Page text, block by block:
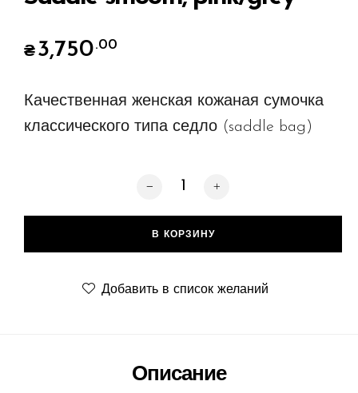
₴3,750.00
Качественная женская кожаная сумочка
классического типа седло (saddle bag)
Количество товара Saddle smooth,
В КОРЗИНУ
Добавить в список желаний
Описание